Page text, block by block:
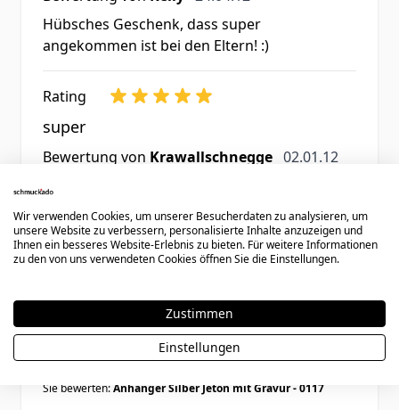
Hübsches Geschenk, dass super
angekommen ist bei den Eltern! :)
Rating
super
Bewertung von Krawallschnegge 2. Januar 2012
02.01.12
besser geht es nicht !!!!!!!
3 Artikel Zeige
Schreiben Sie eine Bewertung
Sie bewerten:Anhänger Silber Jeton mit Gravur - 0117
Wir verwenden Cookies, um unserer Besucherdaten zu analysieren, um
unsere Website zu verbessern, personalisierte Inhalte anzuzeigen und
Ihnen ein besseres Website-Erlebnis zu bieten. Für weitere Informationen
zu den von uns verwendeten Cookies öffnen Sie die Einstellungen.
Zustimmen
Einstellungen